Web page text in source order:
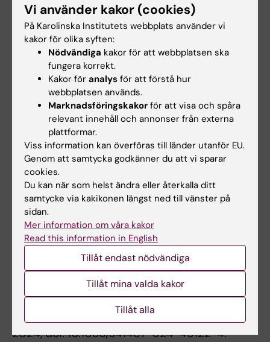
Diabetesförbundet, Vetenskapsrådet och
Novo Nordisk Fonden.
Per-Olof Berggren är medgrundare och vd för
Biocrine AB. Medförfattarna Ingo Leibiger och
Barbara Leibiger är konsulter i samma bolag.
Volker Lauschke är medgrundare, vd och
aktieägare i HepaPredict AB samt
medgrundare och aktieägare i PersoMedix AB.
Övriga författare uppger inga konkurrerande
intressen.
Publikation
”Intraocular liver spheroids for non-invasive
high-resolution in vivo monitoring of liver cell
, Francesca Lazzeri-Barcelo, Nuria
Oliva-Vilarnau, Marion Baniol, Barbara Leibiger,
Olaf Bergmann, Volker M. Lauschke, Ingo B.
Leibiger, Noah Moruzzi, Per-Olof Berggren,
Nature Communications, online 26 januari
2024, doi: 10.1038/s41467-024-45122-4.
Vi använder kakor (cookies)
På Karolinska Institutets webbplats använder vi
kakor för olika syften:
Nödvändiga kakor för att webbplatsen ska
fungera korrekt.
Kakor för analys för att förstå hur
webbplatsen används.
Marknadsföringskakor för att visa och spåra
relevant innehåll och annonser från externa
plattformar.
Viss information kan överföras till länder utanför EU.
Genom att samtycka godkänner du att vi sparar
cookies.
Du kan när som helst ändra eller återkalla ditt
samtycke via kakikonen längst ned till vänster på
sidan.
Mer information om våra kakor
Read this information in English
Tillåt endast nödvändiga
Tillåt mina valda kakor
Tillåt alla